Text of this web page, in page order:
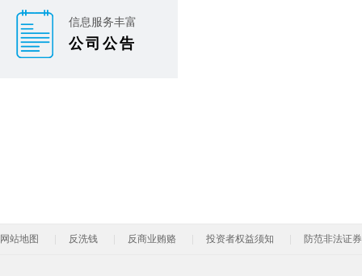
信息服务丰富
公司公告
网站地图 反洗钱 反商业贿赂 投资者权益须知 防范非法证